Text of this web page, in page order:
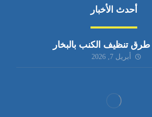
أحدث الأخبار
تنظيف الكنب بالبخار
أبريل 7, 2026